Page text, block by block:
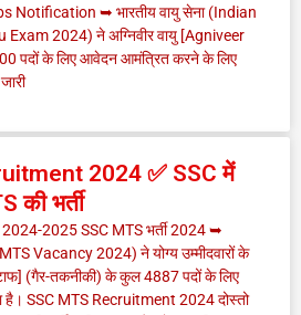
Notification ➥ भारतीय वायु सेना (Indian
2024) ने अग्निवीर वायु [Agniveer
पदों के लिए आवेदन आमंत्रित करने के लिए
2024 ✅ SSC में
की भर्ती
2025 SSC MTS भर्ती 2024 ➥
Vacancy 2024) ने योग्य उम्मीदवारों के
(गैर-तकनीकी) के कुल 4887 पदों के लिए
है। SSC MTS Recruitment 2024 दोस्तो